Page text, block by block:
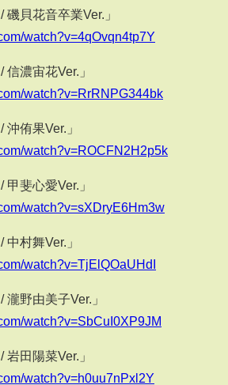
磯貝花音卒業Ver.」
watch?v=4qOvqn4tp7Y
信濃宙花Ver.」
watch?v=RrRNPG344bk
沖侑果Ver.」
watch?v=ROCFN2H2p5k
甲斐心愛Ver.」
watch?v=sXDryE6Hm3w
中村舞Ver.」
watch?v=TjElQOaUHdI
瀧野由美子Ver.」
watch?v=SbCuI0XP9JM
岩田陽菜Ver.」
watch?v=h0uu7nPxl2Y